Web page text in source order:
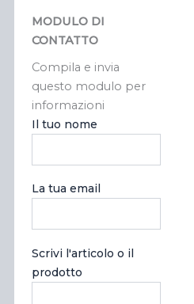
MODULO DI
CONTATTO
Compila e invia
questo modulo per
informazioni
Il tuo nome
La tua email
Scrivi l'articolo o il
prodotto